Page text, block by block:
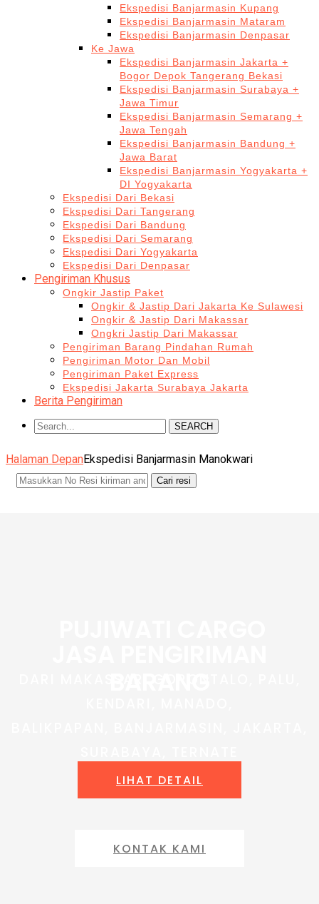
Ekspedisi Banjarmasin Kupang
Ekspedisi Banjarmasin Mataram
Ekspedisi Banjarmasin Denpasar
Ke Jawa
Ekspedisi Banjarmasin Jakarta +
Bogor Depok Tangerang Bekasi
Ekspedisi Banjarmasin Surabaya +
Jawa Timur
Ekspedisi Banjarmasin Semarang +
Jawa Tengah
Ekspedisi Banjarmasin Bandung +
Jawa Barat
Ekspedisi Banjarmasin Yogyakarta +
DI Yogyakarta
Ekspedisi Dari Bekasi
Ekspedisi Dari Tangerang
Ekspedisi Dari Bandung
Ekspedisi Dari Semarang
Ekspedisi Dari Yogyakarta
Ekspedisi Dari Denpasar
Pengiriman Khusus
Ongkir Jastip Paket
Ongkir & Jastip Dari Jakarta Ke Sulawesi
Ongkir & Jastip Dari Makassar
Ongkri Jastip Dari Makassar
Pengiriman Barang Pindahan Rumah
Pengiriman Motor Dan Mobil
Pengiriman Paket Express
Ekspedisi Jakarta Surabaya Jakarta
Berita Pengiriman
SEARCH
Halaman DepanEkspedisi Banjarmasin Manokwari
LIHAT DETAIL
KONTAK KAMI